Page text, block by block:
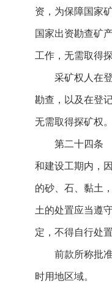
资，为保障国家
国家出资勘查矿
工作，无需取得探
采矿权人在
勘查，以及在登
无需取得探矿权。
第二十四条
和建设工期内，
的砂、石、黏土
土的处置应当遵
定，不得自行处
前款所称批
时用地区域。